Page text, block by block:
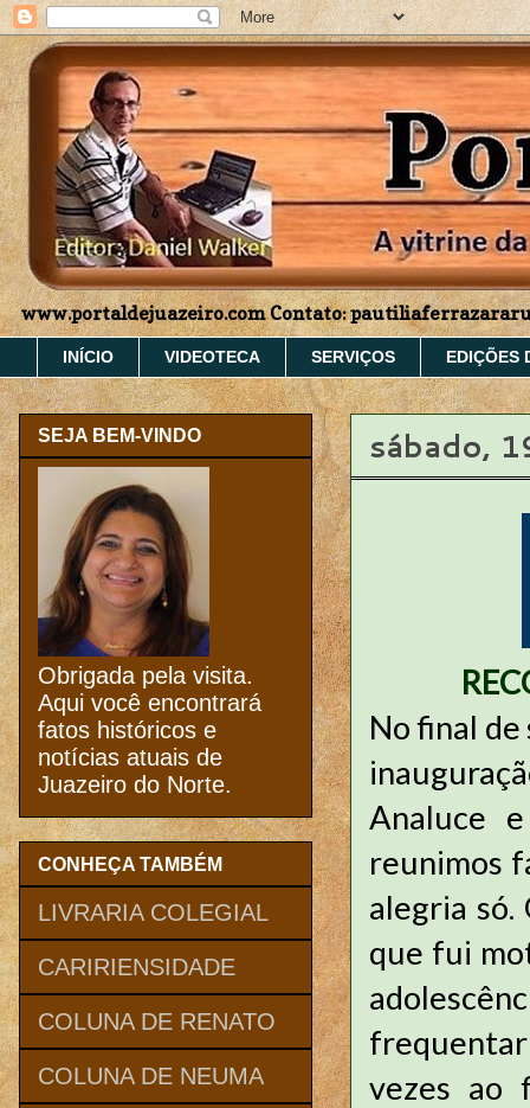
www.portaldejuazeiro.com Contato:
INÍCIO VIDEOTECA SERVIÇOS EDIÇÕES
sábado,
No final
Analuce
reunimos
alegria
que fui
vezes ao
SEJA BEM-VINDO
Obrigada pela visita.
Aqui você encontrará
fatos históricos e
notícias atuais de
Juazeiro do Norte.
CONHEÇA TAMBÉM
LIVRARIA COLEGIAL
CARIRIENSIDADE
COLUNA DE RENATO
COLUNA DE NEUMA